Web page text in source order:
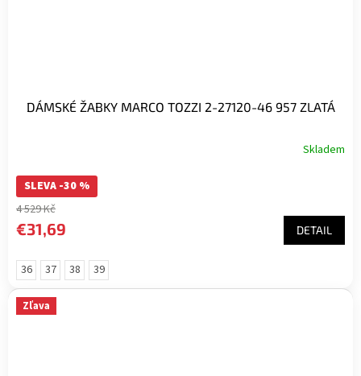
DÁMSKÉ ŽABKY MARCO TOZZI 2-27120-46 957 ZLATÁ
Skladem
SLEVA -30 %
4 529 Kč
€31,69 DETAIL
36 37 38 39
Zľava